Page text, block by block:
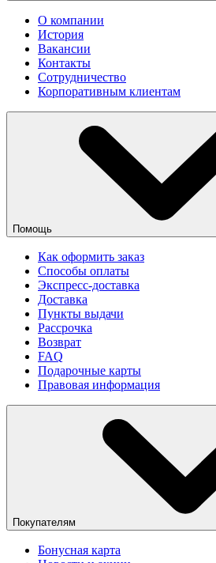
О компании
История
Вакансии
Контакты
Сотрудничество
Корпоративным клиентам
Помощь
Как оформить заказ
Способы оплаты
Экспресс-доставка
Доставка
Пункты выдачи
Рассрочка
Возврат
FAQ
Подарочные карты
Правовая информация
Покупателям
Бонусная карта